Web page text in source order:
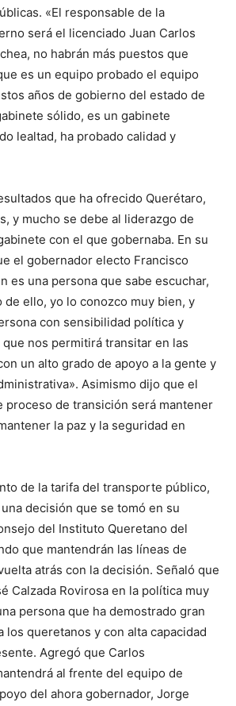
«El responsable de la
será el licenciado Juan Carlos
no habrán más puestos que
es un equipo probado el equipo
años de gobierno del estado de
sólido, es un gabinete
lealtad, ha probado calidad y
que ha ofrecido Querétaro,
y mucho se debe al liderazgo de
con el que gobernaba. En su
el gobernador electo Francisco
es una persona que sabe escuchar,
de ello, yo lo conozco muy bien, y
con sensibilidad política y
nos permitirá transitar en las
un alto grado de apoyo a la gente y
Asimismo dijo que el
proceso de transición será mantener
la paz y la seguridad en
de la tarifa del transporte público,
decisión que se tomó en su
del Instituto Queretano del
que mantendrán las líneas de
atrás con la decisión. Señaló que
Calzada Rovirosa en la política muy
persona que ha demostrado gran
los queretanos y con alta capacidad
Agregó que Carlos
al frente del equipo de
del ahora gobernador, Jorge